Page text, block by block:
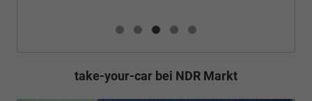
take-your-car bei NDR Markt